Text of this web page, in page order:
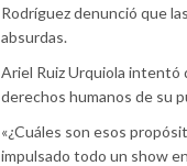
Rodríguez denunció que
absurdas.
Ariel Ruiz Urquiola intentó
derechos humanos de su
«¿Cuáles son esos
impulsado todo un show